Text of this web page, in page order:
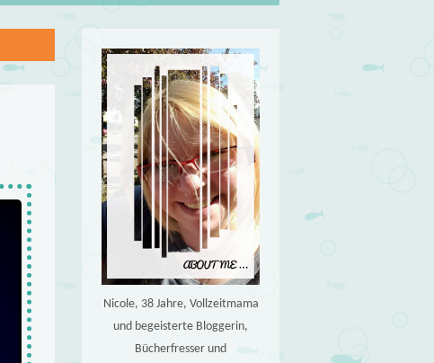
Nicole, 38 Jahre, Vollzeitmama
und begeisterte Bloggerin,
Bücherfresser und